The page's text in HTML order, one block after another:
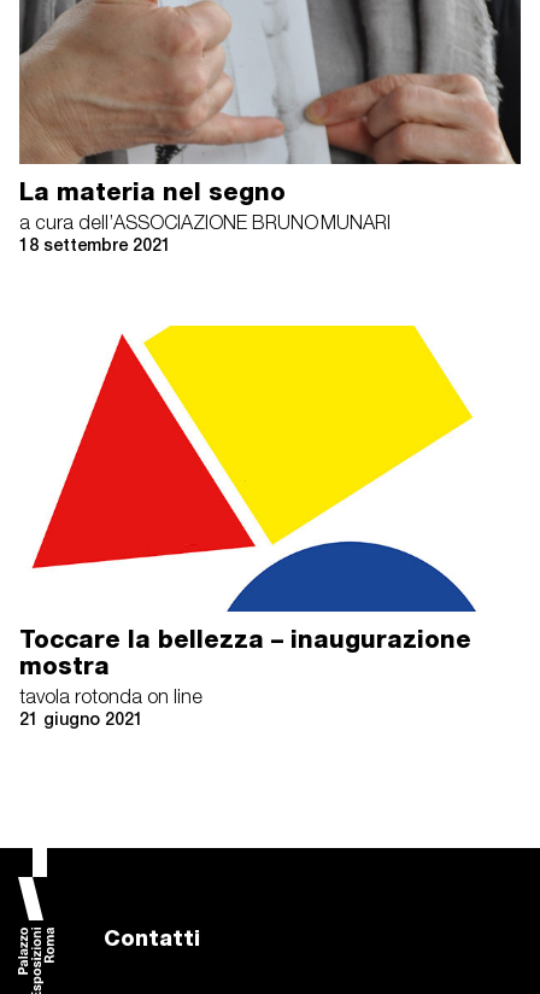
La materia nel segno
a cura dell’ASSOCIAZIONE BRUNO MUNARI
18 settembre 2021
Toccare la bellezza – inaugurazione
mostra
tavola rotonda on line
21 giugno 2021
Contatti